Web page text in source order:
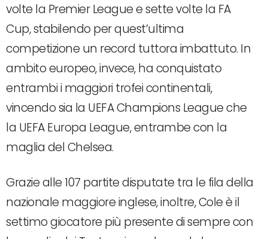
volte la Premier League e sette volte la FA
Cup, stabilendo per quest’ultima
competizione un record tuttora imbattuto. In
ambito europeo, invece, ha conquistato
entrambi i maggiori trofei continentali,
vincendo sia la UEFA Champions League che
la UEFA Europa League, entrambe con la
maglia del Chelsea.
Grazie alle 107 partite disputate tra le fila della
nazionale maggiore inglese, inoltre, Cole è il
settimo giocatore più presente di sempre con